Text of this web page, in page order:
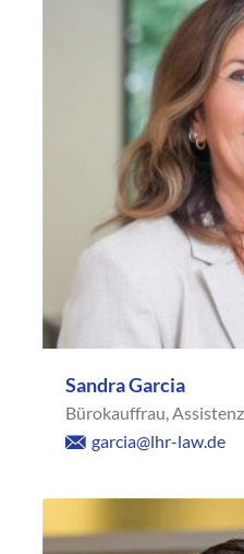
Sandra Garcia
Bürokauffrau,
garcia@lhr-law.de